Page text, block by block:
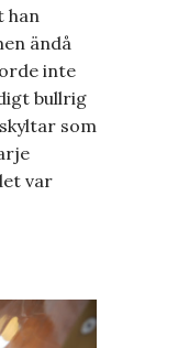
han
ändå
inte
bullrig
som
var